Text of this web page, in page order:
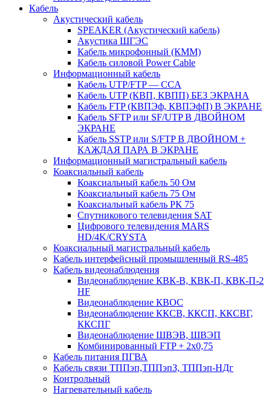
Кабель
Акустический кабель
SPEAKER (Акустический кабель)
Акустика ШГЭС
Кабель микрофонный (КММ)
Кабель силовой Power Cable
Информационный кабель
Кабель UTP/FTP — CCA
Кабель UTP (КВП, КВПП) БЕЗ ЭКРАНА
Кабель FTP (КВПЭф, КВПЭфП) В ЭКРАНЕ
Кабель SFTP или SF/UTP В ДВОЙНОМ
ЭКРАНЕ
Кабель SSTP или S/FTP В ДВОЙНОМ +
КАЖДАЯ ПАРА В ЭКРАНЕ
Информационный магистральный кабель
Коаксиальный кабель
Коаксиальный кабель 50 Ом
Коаксиальный кабель 75 Ом
Коаксиальный кабель РК 75
Спутникового телевидения SAT
Цифрового телевидения MARS
HD/4K/CRYSTA
Коаксиальный магистральный кабель
Кабель интерфейсный промышленный RS-485
Кабель видеонаблюдения
Видеонаблюдение КВК-В, КВК-П, КВК-П-2
HF
Видеонаблюдение КВОС
Видеонаблюдение ККСВ, ККСП, ККСВГ,
ККСПГ
Видеонаблюдение ШВЭВ, ШВЭП
Комбинированный FTP + 2х0,75
Кабель питания ПГВА
Кабель связи ТППэп,ТППэпЗ, ТППэп-НДг
Контрольный
Нагревательный кабель